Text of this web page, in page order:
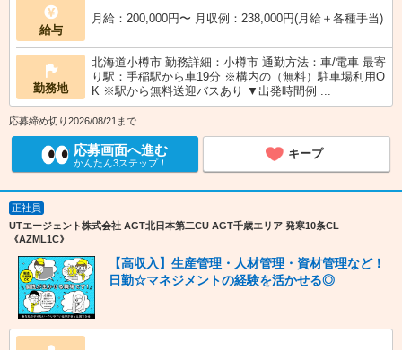
給与
月給：200,000円〜 月収例：238,000円(月給＋各種手当)
勤務地
北海道小樽市 勤務詳細：小樽市 通勤方法：車/電車 最寄
り駅：手稲駅から車19分 ※構内の（無料）駐車場利用O
K ※駅から無料送迎バスあり ▼出発時間例 ...
応募締め切り2026/08/21まで
応募画面へ進む
かんたん3ステップ！
キープ
正社員
UTエージェント株式会社 AGT北日本第二CU AGT千歳エリア 発寒10条CL
《AZML1C》
【高収入】生産管理・人材管理・資材管理など！
日勤☆マネジメントの経験を活かせる◎